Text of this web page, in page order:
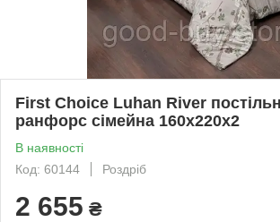
First Сhoice Luhan River
ранфорс сімейна 160х220х2
В наявності
Код: 60144
Роздріб
2 655 ₴